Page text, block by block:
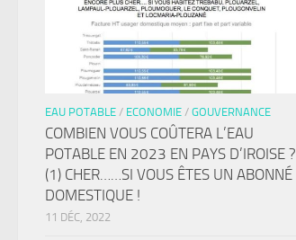
EAU POTABLE / ECONOMIE / GOUVERNANCE
COMBIEN VOUS COÛTERA L’EAU
POTABLE EN 2023 EN PAYS D’IROISE ?
(1) CHER……SI VOUS ÊTES UN ABONNÉ
DOMESTIQUE !
11 DÉC, 2022